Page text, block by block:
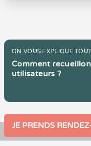
ON VOUS EXPLIQUE TOUT
Comment
utilisateurs ?
JE PRENDS